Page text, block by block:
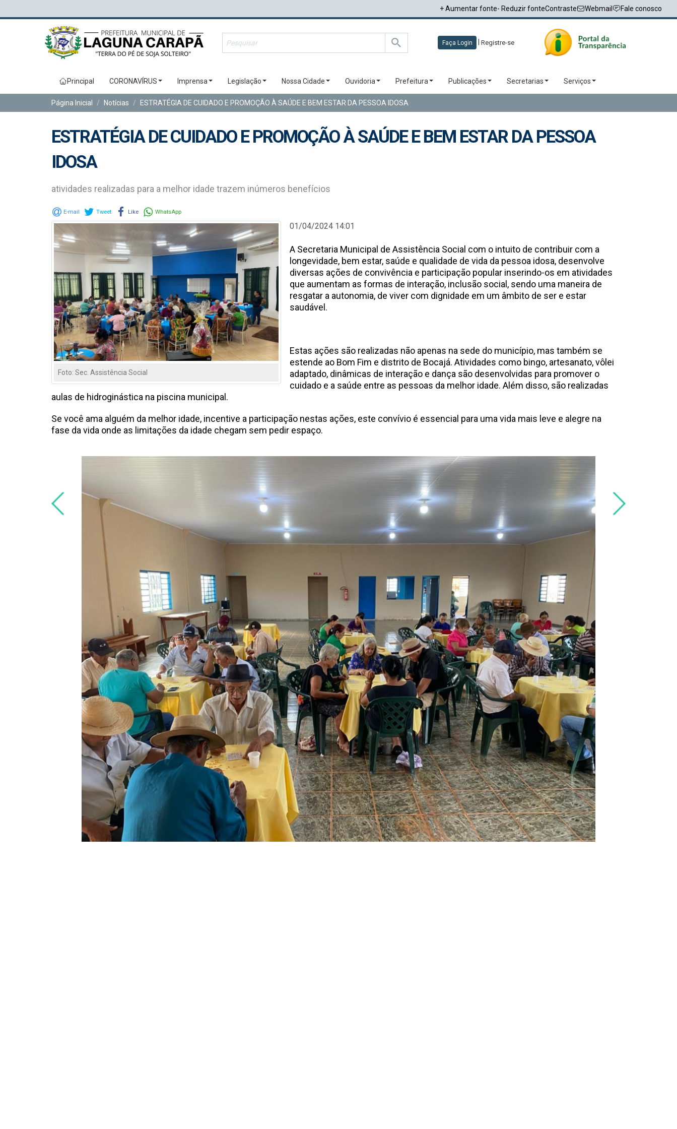
+ Aumentar fonte- Reduzir fonteContraste Webmail Fale conosco
Faça Login Registre-se
Principal CORONAVÍRUS Imprensa Legislação Nossa Cidade Ouvidoria Prefeitura Publicações Secretarias Serviços
Página Inicial Notícias ESTRATÉGIA DE CUIDADO E PROMOÇÃO À SAÚDE E BEM ESTAR DA PESSOA IDOSA
ESTRATÉGIA DE CUIDADO E PROMOÇÃO À SAÚDE E BEM ESTAR DA PESSOA
IDOSA
atividades realizadas para a melhor idade trazem inúmeros benefícios
E-mail Tweet Like WhatsApp
Foto: Sec. Assistência Social
01/04/2024 14:01
A Secretaria Municipal de Assistência Social com o intuito de contribuir com a
longevidade, bem estar, saúde e qualidade de vida da pessoa idosa, desenvolve
diversas ações de convivência e participação popular inserindo-os em atividades
que aumentam as formas de interação, inclusão social, sendo uma maneira de
resgatar a autonomia, de viver com dignidade em um âmbito de ser e estar
saudável.
Estas ações são realizadas não apenas na sede do município, mas também se
estende ao Bom Fim e distrito de Bocajá. Atividades como bingo, artesanato, vôlei
adaptado, dinâmicas de interação e dança são desenvolvidas para promover o
cuidado e a saúde entre as pessoas da melhor idade. Além disso, são realizadas
aulas de hidroginástica na piscina municipal.
Se você ama alguém da melhor idade, incentive a participação nestas ações, este convívio é essencial para uma vida mais leve e alegre na
fase da vida onde as limitações da idade chegam sem pedir espaço.